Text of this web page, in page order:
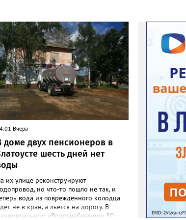
Вчера
доме двух пенсионеров в
шесть дней нет
их улице реконструируют
но что-то пошло не так, и
вода из повреждённого колодца
не в кран, а льётся на дорогу. В
«Водоснабжении» 80-